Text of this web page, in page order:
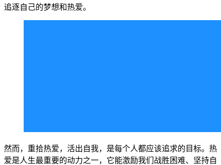
追逐自己的梦想和热爱。
然而，重拾热爱，活出自我，是每个人都应该追求的目标。热
爱是人生最重要的动力之一，它能激励我们战胜困难、坚持自